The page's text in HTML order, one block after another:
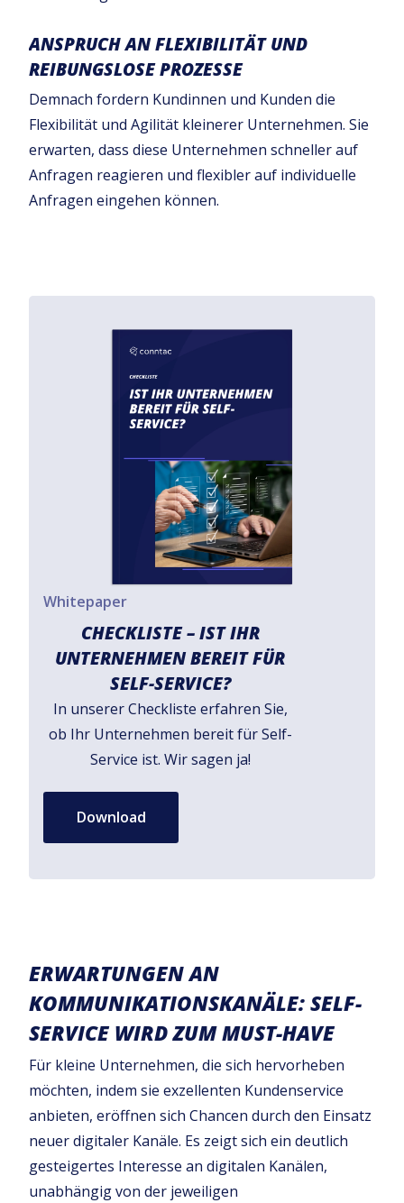
ANSPRUCH AN FLEXIBILITÄT UND
REIBUNGSLOSE PROZESSE
Demnach fordern Kundinnen und Kunden die
Flexibilität und Agilität kleinerer Unternehmen. Sie
erwarten, dass diese Unternehmen schneller auf
Anfragen reagieren und flexibler auf individuelle
Anfragen eingehen können.
Whitepaper
CHECKLISTE – IST IHR
UNTERNEHMEN BEREIT FÜR
SELF-SERVICE?
In unserer Checkliste erfahren Sie,
ob Ihr Unternehmen bereit für Self-
Service ist. Wir sagen ja!
Download
ERWARTUNGEN AN
KOMMUNIKATIONSKANÄLE: SELF-
SERVICE WIRD ZUM MUST-HAVE
Für kleine Unternehmen, die sich hervorheben
möchten, indem sie exzellenten Kundenservice
anbieten, eröffnen sich Chancen durch den Einsatz
neuer digitaler Kanäle. Es zeigt sich ein deutlich
gesteigertes Interesse an digitalen Kanälen,
unabhängig von der jeweiligen